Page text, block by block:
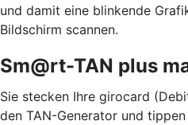
und damit eine blinkende
Bildschirm scannen.
Sm@rt-TAN plus
Sie stecken Ihre girocard
den TAN-Generator und